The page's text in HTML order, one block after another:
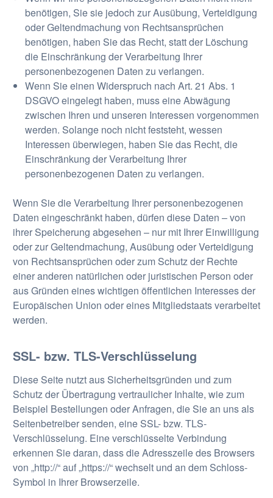
benötigen, Sie sie jedoch zur Ausübung, Verteidigung
oder Geltendmachung von Rechtsansprüchen
benötigen, haben Sie das Recht, statt der Löschung
die Einschränkung der Verarbeitung Ihrer
personenbezogenen Daten zu verlangen.
Wenn Sie einen Widerspruch nach Art. 21 Abs. 1
DSGVO eingelegt haben, muss eine Abwägung
zwischen Ihren und unseren Interessen vorgenommen
werden. Solange noch nicht feststeht, wessen
Interessen überwiegen, haben Sie das Recht, die
Einschränkung der Verarbeitung Ihrer
personenbezogenen Daten zu verlangen.
Wenn Sie die Verarbeitung Ihrer personenbezogenen
Daten eingeschränkt haben, dürfen diese Daten – von
ihrer Speicherung abgesehen – nur mit Ihrer Einwilligung
oder zur Geltendmachung, Ausübung oder Verteidigung
von Rechtsansprüchen oder zum Schutz der Rechte
einer anderen natürlichen oder juristischen Person oder
aus Gründen eines wichtigen öffentlichen Interesses der
Europäischen Union oder eines Mitgliedstaats verarbeitet
werden.
SSL- bzw. TLS-Verschlüsselung
Diese Seite nutzt aus Sicherheitsgründen und zum
Schutz der Übertragung vertraulicher Inhalte, wie zum
Beispiel Bestellungen oder Anfragen, die Sie an uns als
Seitenbetreiber senden, eine SSL- bzw. TLS-
Verschlüsselung. Eine verschlüsselte Verbindung
erkennen Sie daran, dass die Adresszeile des Browsers
von „http://“ auf „https://“ wechselt und an dem Schloss-
Symbol in Ihrer Browserzeile.